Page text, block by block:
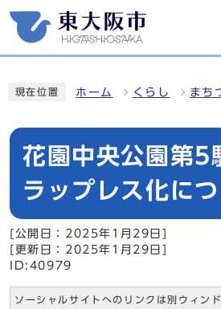
現在位置 ホーム くらし まち
花園中央公園第5
ラップレス化に
[公開日：2025年1月29日]
[更新日：2025年1月29日]
ID:40979
ソーシャルサイトへのリンクは別ウィン